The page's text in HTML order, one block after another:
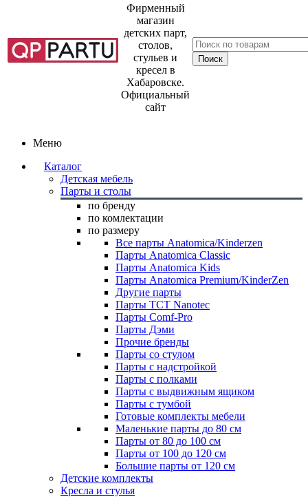
Фирменный
магазин
детских парт,
столов,
стульев и
кресел в
Хабаровске.
Официальный
сайт
Меню
Каталог
Детская мебель
Парты и столы
по бренду
по комлектации
по размеру
Все парты Anatomica/Kinderzen
Парты Anatomica Classic
Парты Anatomica Kids
Парты Anatomica Premium/KinderZen
Другие парты
Парты TCT Nanotec
Парты Comf-Pro
Парты Дэми
Прочие бренды
Парты со стулом
Парты с надстройкой
Парты с полками
Парты с выдвижным ящиком
Парты с тумбой
Готовые комплекты мебели
Маленькие парты до 80 см
Парты от 80 до 100 см
Парты от 100 до 120 см
Большие парты от 120 см
Детские комплекты
Кресла и стулья